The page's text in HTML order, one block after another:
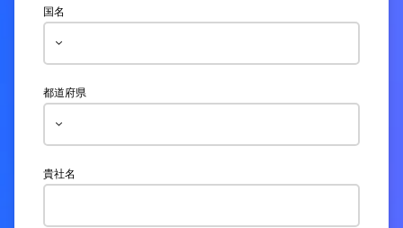
国名
都道府県
貴社名